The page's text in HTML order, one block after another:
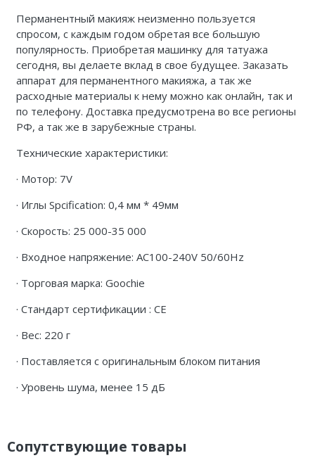
Перманентный макияж неизменно пользуется
спросом, с каждым годом обретая все большую
популярность. Приобретая машинку для татуажа
сегодня, вы делаете вклад в свое будущее. Заказать
аппарат для перманентного макияжа, а так же
расходные материалы к нему можно как онлайн, так и
по телефону. Доставка предусмотрена во все регионы
РФ, а так же в зарубежные страны.
Технические характеристики:
· Мотор: 7V
· Иглы Spcification: 0,4 мм * 49мм
· Скорость: 25 000-35 000
· Входное напряжение: AC100-240V 50/60Hz
· Торговая марка: Goochie
· Стандарт сертификации : CE
· Вес: 220 г
· Поставляется с оригинальным блоком питания
· Уровень шума, менее 15 дБ
Сопутствующие товары